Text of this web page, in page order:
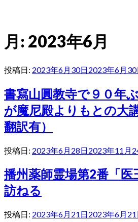
月: 2023年6月
投稿日: 2023年6月30日2023年6月30
書寫山圓教寺で９０年
が魔尼殿よりもとの大
翻訳有）
投稿日: 2023年6月28日2023年11月
播州薬師霊場第2番「医
訪ねる
投稿日: 2023年6月21日2023年6月21